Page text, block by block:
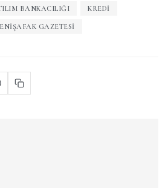
BANKACILIĞI KREDI
GAZETESI